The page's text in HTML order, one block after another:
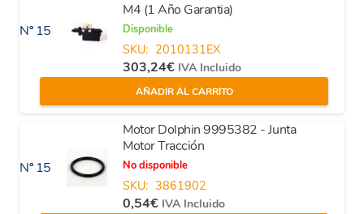
Nº 15
M4 (1 Año Garantia)
Disponible
SKU: 2010131EX
303,24€ IVA Incluido
AÑADIR AL CARRITO
Nº 15
Motor Dolphin 9995382 - Junta
Motor Tracción
No disponible
SKU: 3861902
0,54€ IVA Incluido